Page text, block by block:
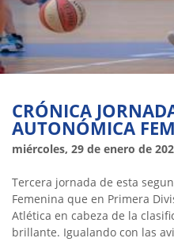
CRÓNICA
AUTONÓMICA
miércoles, 29 de enero de
Tercera jornada de esta
Femenina que en Primera
Atlética en cabeza de la
brillante. Igualando con las